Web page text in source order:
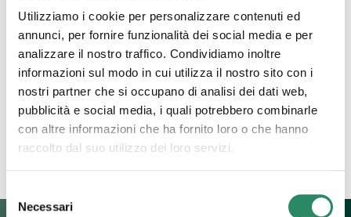
Utilizziamo i cookie per personalizzare contenuti ed
annunci, per fornire funzionalità dei social media e per
analizzare il nostro traffico. Condividiamo inoltre
informazioni sul modo in cui utilizza il nostro sito con i
nostri partner che si occupano di analisi dei dati web,
pubblicità e social media, i quali potrebbero combinarle
con altre informazioni che ha fornito loro o che hanno
raccolto dal suo utilizzo dei loro servizi.
delNecessari
La grande trasformatrice
Ci sono argomenti che spesso vengono tenuti a
distanza, che pur facendo parte della nostra
esistenza, tendiamo a rimuovere, a guardare solo
se in qualche modo[…]
Leggi tutto